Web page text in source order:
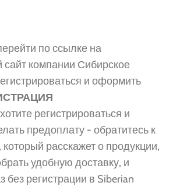
по ссылке на
компании Сибирское
и оформить
регистрироваться и
предоплату - обратитесь к
который расскажет о продукции,
удобную доставку, и
без регистрации в Siberian